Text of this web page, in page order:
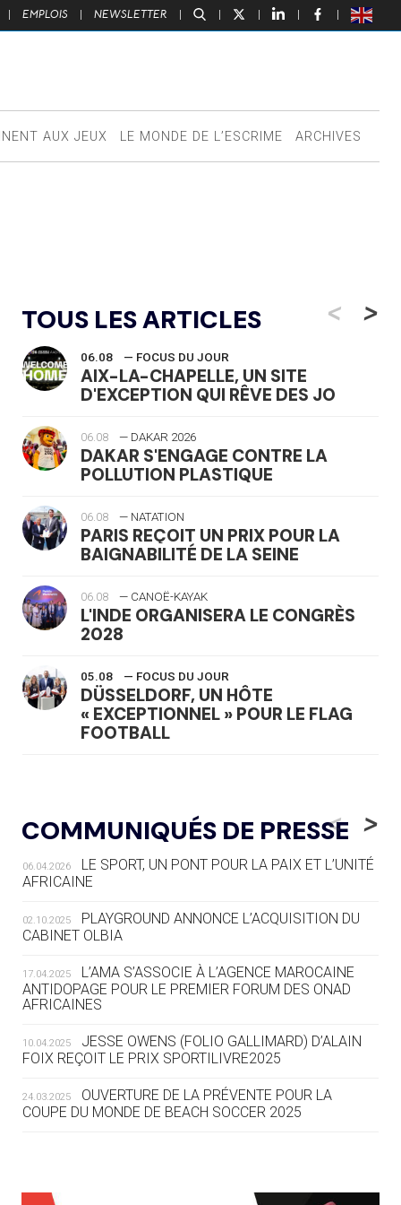
| EMPLOIS | NEWSLETTER | | | | |
AUX JEUX LE MONDE DE L’ESCRIME ARCHIVES
TOUS LES ARTICLES <
06.08 — FOCUS DU JOUR
AIX-LA-CHAPELLE, UN SITE
D'EXCEPTION QUI RÊVE DES JO
06.08 — DAKAR 2026
DAKAR S'ENGAGE CONTRE LA
POLLUTION PLASTIQUE
06.08 — NATATION
PARIS REÇOIT UN PRIX POUR LA
BAIGNABILITÉ DE LA SEINE
06.08 — CANOË-KAYAK
L'INDE ORGANISERA LE CONGRÈS
2028
05.08 — FOCUS DU JOUR
DÜSSELDORF, UN HÔTE
« EXCEPTIONNEL » POUR LE FLAG
FOOTBALL
LE RÊVE DE VOIR LA LUGE ALPINE
AUX JO « N'EST PAS FINI »
05.08 — TIR À L'ARC
DES MONDIAUX À BRISBANE SUR LA
ROUTE DES JO 2032
LE VILLAGE OLYMPIQUE DES ARAVIS
SE DESSINE
LE COJOP A TROUVÉ SON VILLAGE
OLYMPIQUE LYONNAIS
04.08 — ALLEMAGNE
>
COMMUNIQUÉS DE PRESSE
<
06.04.2026
LE SPORT, UN PONT POUR LA PAIX ET L’UNITÉ
AFRICAINE
02.10.2025
PLAYGROUND ANNONCE L’ACQUISITION DU
CABINET OLBIA
17.04.2025
L’AMA S’ASSOCIE À L’AGENCE MAROCAINE
ANTIDOPAGE POUR LE PREMIER FORUM DES ONAD
AFRICAINES
10.04.2025
JESSE OWENS (FOLIO GALLIMARD) D’ALAIN
FOIX REÇOIT LE PRIX SPORTILIVRE2025
24.03.2025
OUVERTURE DE LA PRÉVENTE POUR LA
COUPE DU MONDE DE BEACH SOCCER 2025
>